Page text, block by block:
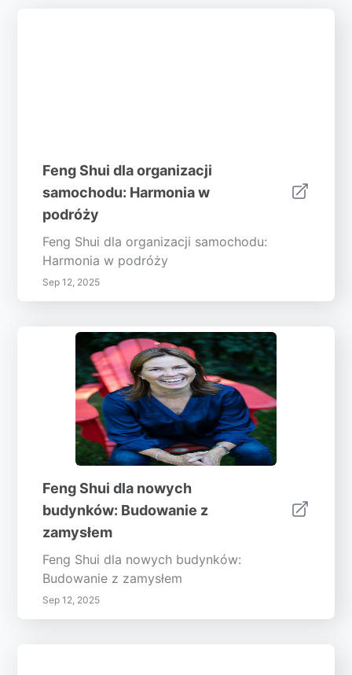
Feng Shui dla organizacji
samochodu: Harmonia w
podróży
Feng Shui dla organizacji samochodu:
Harmonia w podróży
Sep 12, 2025
Feng Shui dla nowych
budynków: Budowanie z
zamysłem
Feng Shui dla nowych budynków:
Budowanie z zamysłem
Sep 12, 2025